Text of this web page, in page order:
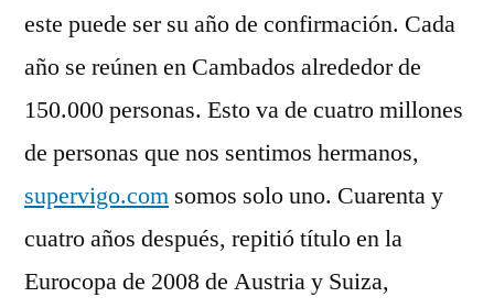
este puede ser su año de confirmación. Cada
año se reúnen en Cambados alrededor de
150.000 personas. Esto va de cuatro millones
de personas que nos sentimos hermanos,
supervigo.com somos solo uno. Cuarenta y
cuatro años después, repitió título en la
Eurocopa de 2008 de Austria y Suiza,